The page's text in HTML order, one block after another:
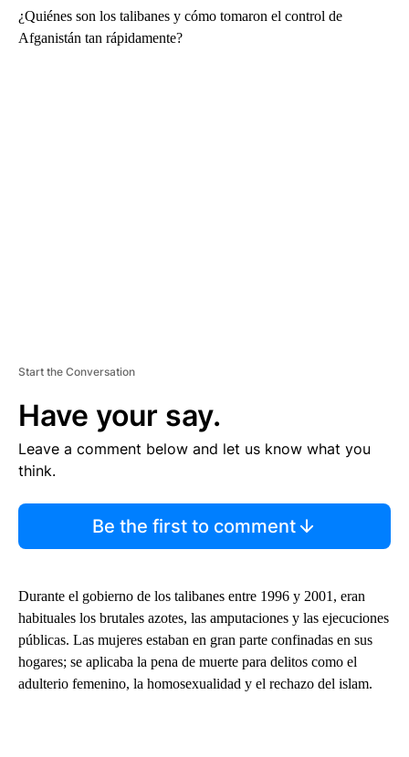
¿Quiénes son los talibanes y cómo tomaron el control de
Afganistán tan rápidamente?
Start the Conversation
Have your say.
Leave a comment below and let us know what you
think.
Be the first to comment
Durante el gobierno de los talibanes entre 1996 y 2001, eran
habituales los brutales azotes, las amputaciones y las ejecuciones
públicas. Las mujeres estaban en gran parte confinadas en sus
hogares; se aplicaba la pena de muerte para delitos como el
adulterio femenino, la homosexualidad y el rechazo del islam.